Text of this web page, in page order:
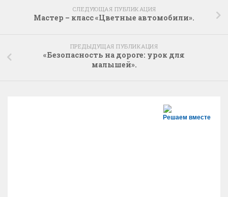
СЛЕДУЮЩАЯ ПУБЛИКАЦИЯ
Мастер – класс «Цветные автомобили».
ПРЕДЫДУЩАЯ ПУБЛИКАЦИЯ
«Безопасность на дороге: урок для
малышей».
Решаем вместе